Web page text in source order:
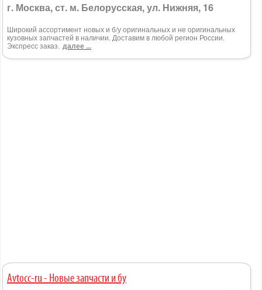
г. Москва, ст. м. Белорусская, ул. Нижняя, 16
Широкий ассортимент новых и б/у оригинальных и не оригинальных
кузовных запчастей в наличии. Доставим в любой регион России.
Экспресс заказ. далее ...
Avtocc-ru - Новые запчасти и бу